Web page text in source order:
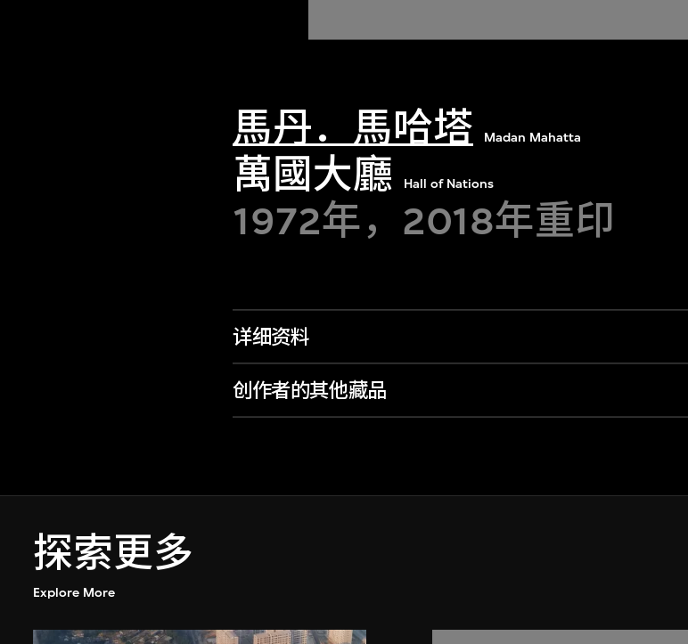
馬丹．馬哈塔 Madan Mahatta
萬國大廳 Hall of Nations
1972年，2018年重印
详细资料
创作者的其他藏品
探索更多
Explore More